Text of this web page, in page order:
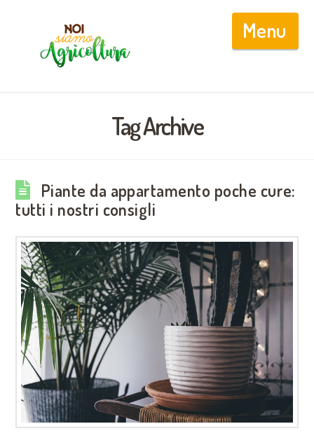
Tag Archive
Piante da appartamento poche cure:
tutti i nostri consigli